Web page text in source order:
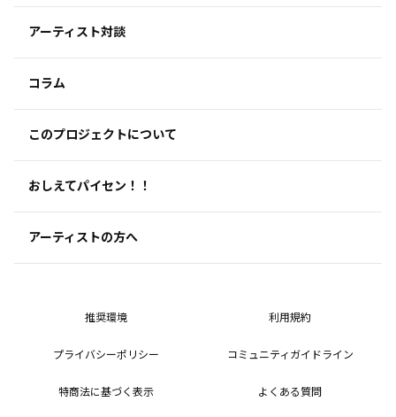
アーティスト対談
コラム
このプロジェクトについて
おしえてパイセン！！
アーティストの方へ
推奨環境 利用規約
プライバシーポリシー コミュニティガイドライン
特商法に基づく表示 よくある質問